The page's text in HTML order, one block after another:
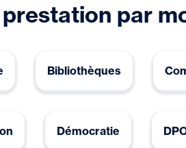
par
Bibliothèques
Démocratie